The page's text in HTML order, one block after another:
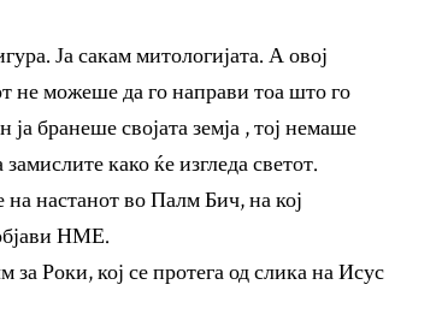
Ја сакам митологијата. А овој
не можеше да го направи тоа што го
бранеше својата земја , тој немаше
како ќе изгледа светот.
настанот во Палм Бич, на кој
НМЕ.
Роки, кој се протега од слика на Исус